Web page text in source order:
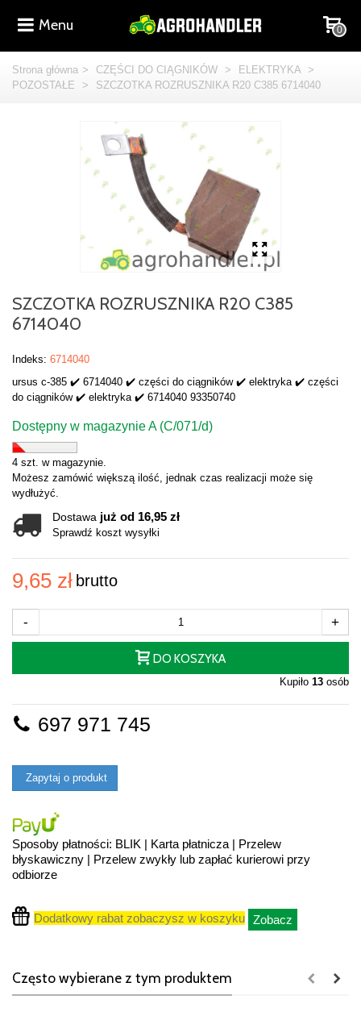
Menu 0
Strona główna > CZĘŚCI DO CIĄGNIKÓW > ELEKTRYKA
>
POZOSTAŁE
> SZCZOTKA ROZRUSZNIKA R20 C385 6714040
SZCZOTKA ROZRUSZNIKA R20 C385
6714040
Indeks: 6714040
ursus c-385 ✔️ 6714040 ✔️ części do ciągników ✔️ elektryka ✔️ części
do ciągników ✔️ elektryka ✔️ 6714040 93350740
Dostępny w magazynie A (C/071/d)
4 szt. w magazynie.
Możesz zamówić większą ilość, jednak czas realizacji może się
wydłużyć.
Dostawa już od 16,95 zł
Sprawdź koszt wysyłki
9,65 zł brutto
- +
DO KOSZYKA
Kupiło 13 osób
697 971 745
Zapytaj o produkt
Sposoby płatności: BLIK | Karta płatnicza | Przelew
błyskawiczny | Przelew zwykły lub zapłać kurierowi przy
odbiorze
Dodatkowy rabat zobaczysz w koszyku Zobacz
Często wybierane z tym produktem